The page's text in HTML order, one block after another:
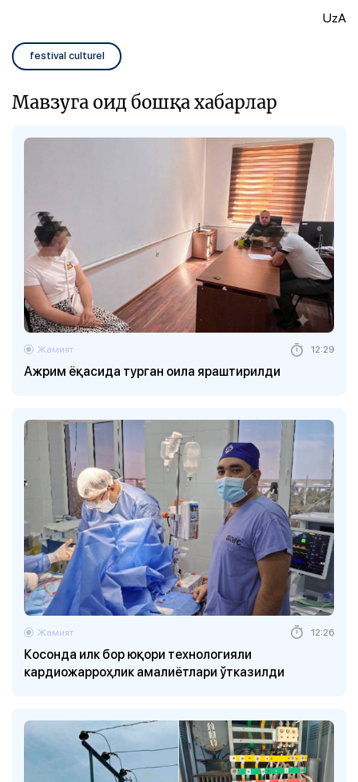
UzA
festival culturel
Мавзуга оид бошқа хабарлар
Ажрим ёқасида турган оила яраштирилди
Жамият 12:29
Косонда илк бор юқори технологияли
кардиожарроҳлик амалиётлари ўтказилди
Жамият 12:26